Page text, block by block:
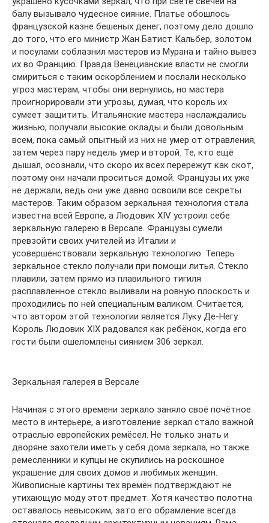
балу вызывало чудесное сияние. Платье обошлось
французской казне бешеных денег, поэтому дело дошло
до того, что его министр Жан Батист Кальбер, золотом
и посулами соблазнил мастеров из Мурана и тайно вывез
их во Францию. Правда Венецианские власти не смогли
смириться с таким оскорблением и послали несколько
угроз мастерам, чтобы они вернулись, но мастера
проигнорировали эти угрозы, думая, что король их
сумеет защитить. Итальянские мастера наслаждались
жизнью, получали высокие оклады и были довольным
всем, пока самый опытный из них не умер от отравления,
затем через пару недель умер и второй. Те, кто ещё
дышал, осознали, что скоро их всех перережут как скот,
поэтому они начали проситься домой. Французы их уже
не держали, ведь они уже давно освоили все секреты
мастеров. Таким образом зеркальная технология стала
известна всей Европе, а Людовик XIV устроил себе
зеркальную галерею в Версале. Французы сумели
превзойти своих учителей из Италии и
усовершенствовали зеркальную технологию. Теперь
зеркальное стекло получали при помощи литья. Стекло
плавили, затем прямо из плавильного тигиля
расплавленное стекло выливали на ровную плоскость и
проходились по ней специальным валиком. Считается,
что автором этой технологии является Луку Де-Негу.
Король Людовик XIX радовался как ребёнок, когда его
гости были ошеломлены сиянием 306 зеркал.
Зеркальная галерея в Версале
Начиная с этого времени зеркало заняло своё почётное
место в интерьере, а изготовление зеркал стало важной
отраслью европейских ремёсел. Не только знать и
дворяне захотели иметь у себя дома зеркала, но также
ремесленники и купцы не скупились на роскошное
украшение для своих домов и любимых женщин.
Живописные картины тех времён подтверждают не
утихающую моду этот предмет. Хотя качество полотна
оставалось невысоким, зато его обрамление всегда